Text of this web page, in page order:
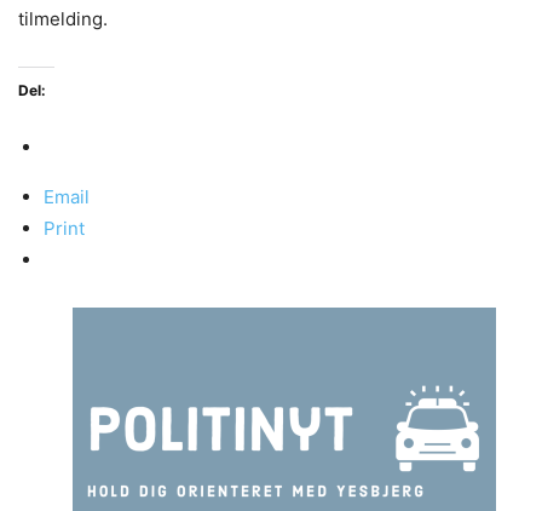
tilmelding.
Del:
Email
Print